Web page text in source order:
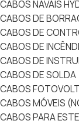
CABOS NAVAIS
CABOS DE
CABOS DE
CABOS DE
CABOS DE
CABOS DE SOLDA
CABOS
CABOS MÓVEIS
CABOS PARA